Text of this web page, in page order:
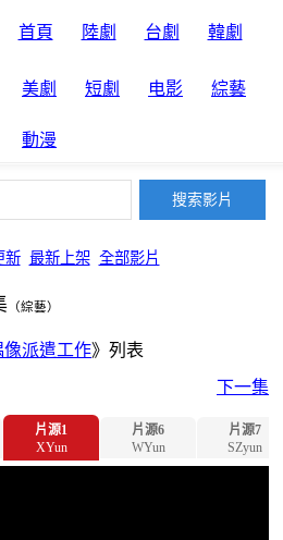
首頁 陸劇 台劇 韓劇
美劇 短劇 电影 綜藝
動漫
新 最新上架 全部影片
（綜藝）
像派遣工作》列表
下一集
片源1
XYun
片源6
WYun
片源7
SZyun